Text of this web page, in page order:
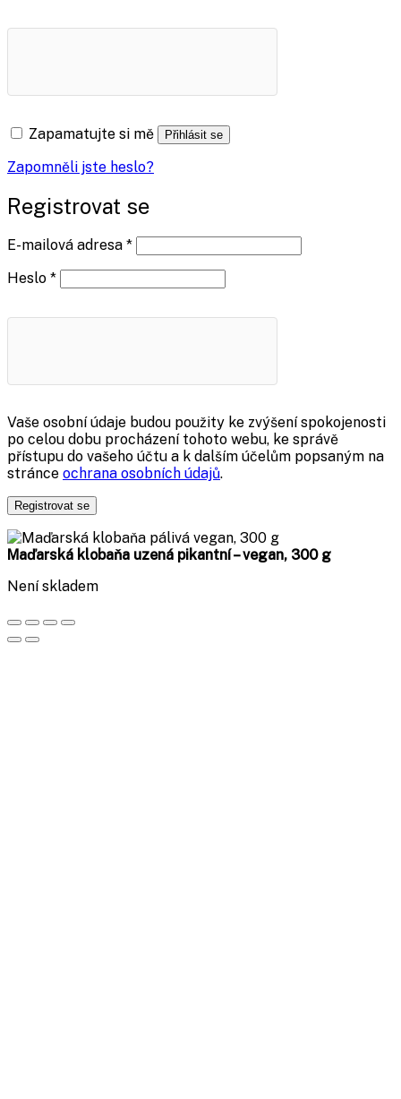
Zapamatujte si mě Přihlásit se
Zapomněli jste heslo?
Registrovat se
E-mailová adresa *Povinné
Heslo *Povinné
Vaše osobní údaje budou použity ke zvýšení spokojenosti
po celou dobu procházení tohoto webu, ke správě
přístupu do vašeho účtu a k dalším účelům popsaným na
stránce ochrana osobních údajů.
Registrovat se
Maďarská klobaňa uzená pikantní – vegan, 300 g
Není skladem